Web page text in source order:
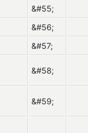
&#55;
&#56;
&#57;
&#58;
&#59;